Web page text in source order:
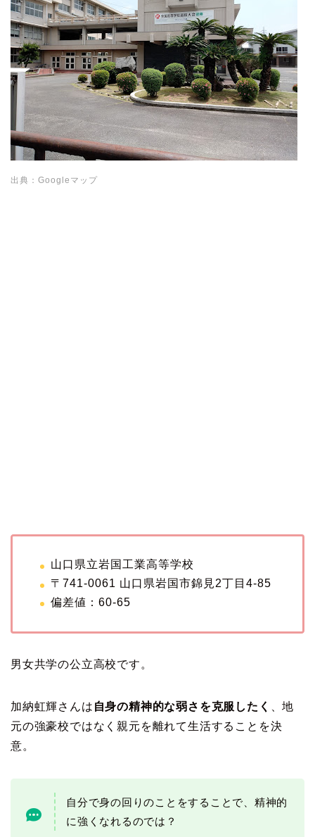
出典：Googleマップ
山口県立岩国工業高等学校
〒741-0061 山口県岩国市錦見2丁目4-85
偏差値：60-65
男女共学の公立高校です。
加納虹輝さんは 自身の精神的な弱さを克服したく
、地
元の強豪校ではなく親元を離れて生活することを決
意。
自分で身の回りのことをすることで、精神的
に強くなれるのでは？